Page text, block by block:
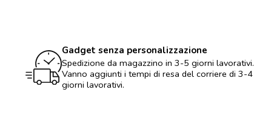
Gadget senza personalizzazione
Spedizione da magazzino in 3-5 giorni lavorativi.
Vanno aggiunti i tempi di resa del corriere di 3-4
giorni lavorativi.